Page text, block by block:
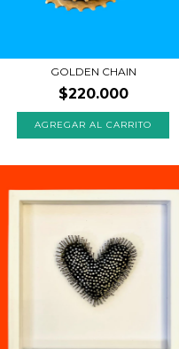
GOLDEN CHAIN
$220.000